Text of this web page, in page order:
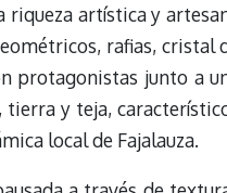
riqueza artística y
rafias, cristal
protagonistas junto a
tierra y teja,
local de Fajalauza.